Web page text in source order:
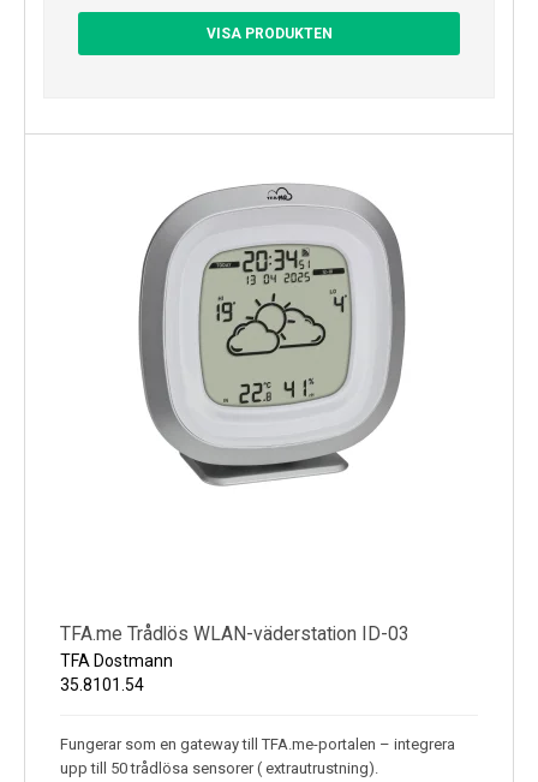
VISA PRODUKTEN
TFA.me Trådlös WLAN-väderstation ID-03
TFA Dostmann
35.8101.54
Fungerar som en gateway till TFA.me-portalen – integrera
upp till 50 trådlösa sensorer ( extrautrustning).